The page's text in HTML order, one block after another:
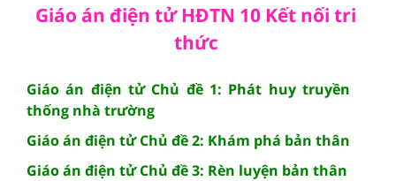
Giáo án điện tử HĐTN 10 Kết nối tri
thức
Giáo án điện tử Chủ đề 1: Phát huy truyền
thống nhà trường
Giáo án điện tử Chủ đề 2: Khám phá bản thân
Giáo án điện tử Chủ đề 3: Rèn luyện bản thân